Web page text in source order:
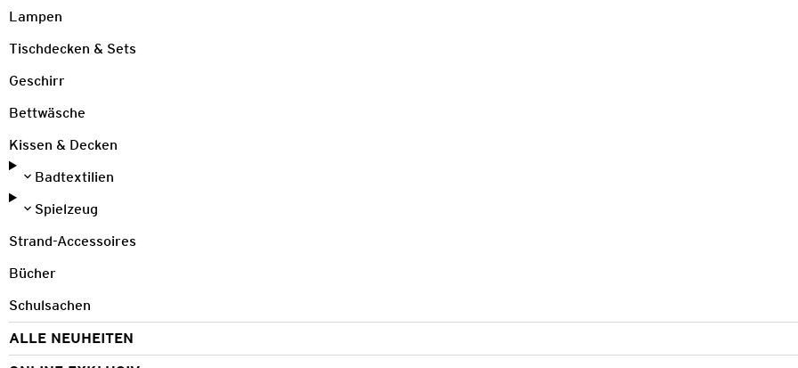
Lampen
Tischdecken & Sets
Geschirr
Bettwäsche
Kissen & Decken
Badtextilien
Spielzeug
Strand-Accessoires
Bücher
Schulsachen
ALLE NEUHEITEN